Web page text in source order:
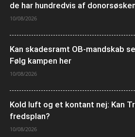
de har hundredvis af
10/08/2026
Kan skadesramt OB-mandskab
Følg kampen her
10/08/2026
Kold luft og et kontant nej: Kan
fredsplan?
10/08/2026